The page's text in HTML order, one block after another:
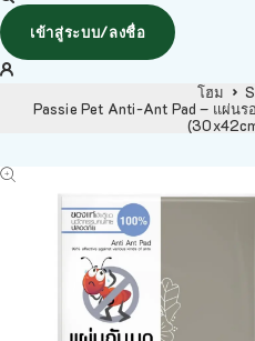
เข้าสู่ระบบ/ลงชื่อ
โฮม
Passie Pet Anti-Ant Pad – แผ่น